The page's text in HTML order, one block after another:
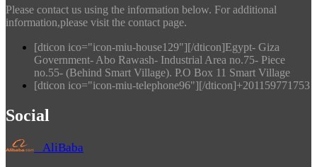
Please contact us using the information below. For additional
information,please visit the contact page.
[dticon ico="icon-miu-house129"][/dticon]Egypt- Giza
Government- Abo Rawash- Industrial Area no.75- Piece
no.55- (Behind Smart Village). P.O Box 11 Smart Village
[dticon ico="icon-miu-telephone96"][/dticon]+201159771753
Social
AliBaba